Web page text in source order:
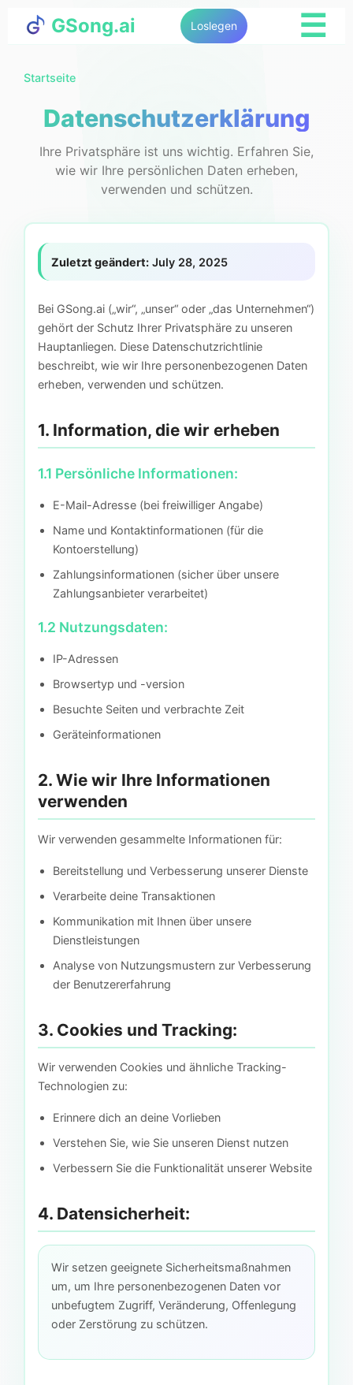
GSong.ai Loslegen ☰
Startseite
Datenschutzerklärung
Ihre Privatsphäre ist uns wichtig. Erfahren Sie,
wie wir Ihre persönlichen Daten erheben,
verwenden und schützen.
Zuletzt geändert:July 28, 2025
Bei GSong.ai („wir“, „unser“ oder „das Unternehmen“)
gehört der Schutz Ihrer Privatsphäre zu unseren
Hauptanliegen. Diese Datenschutzrichtlinie
beschreibt, wie wir Ihre personenbezogenen Daten
erheben, verwenden und schützen.
1. Information, die wir erheben
1.1 Persönliche Informationen:
E-Mail-Adresse (bei freiwilliger Angabe)
Name und Kontaktinformationen (für die
Kontoerstellung)
Zahlungsinformationen (sicher über unsere
Zahlungsanbieter verarbeitet)
1.2 Nutzungsdaten:
IP-Adressen
Browsertyp und -version
Besuchte Seiten und verbrachte Zeit
Geräteinformationen
2. Wie wir Ihre Informationen
verwenden
Wir verwenden gesammelte Informationen für:
Bereitstellung und Verbesserung unserer Dienste
Verarbeite deine Transaktionen
Kommunikation mit Ihnen über unsere
Dienstleistungen
Analyse von Nutzungsmustern zur Verbesserung
der Benutzererfahrung
3. Cookies und Tracking:
Wir verwenden Cookies und ähnliche Tracking-
Technologien zu:
Erinnere dich an deine Vorlieben
Verstehen Sie, wie Sie unseren Dienst nutzen
Verbessern Sie die Funktionalität unserer Website
4. Datensicherheit:
Wir setzen geeignete Sicherheitsmaßnahmen
um, um Ihre personenbezogenen Daten vor
unbefugtem Zugriff, Veränderung, Offenlegung
oder Zerstörung zu schützen.